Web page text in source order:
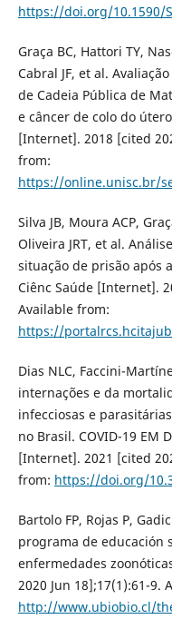
https://doi.org/10.1590/
Graça BC, Hattori TY,
Cabral JF, et al.
de Cadeia Pública de
e câncer de colo do
[Internet]. 2018 [cited
from:
https://online.unisc.br/
Silva JB, Moura ACP,
Oliveira JRT, et al.
situação de prisão após
Ciênc Saúde [Internet].
Available from:
https://
Dias NLC, Faccini-
internações e da
infecciosas e
no Brasil. COVID-19 EM
[Internet]. 2021 [cited
from: https://doi.org/
Bartolo FP, Rojas P,
programa de educación
enfermedades
2020 Jun 18];17(1):61-9.
http://www.ubiobio.cl/